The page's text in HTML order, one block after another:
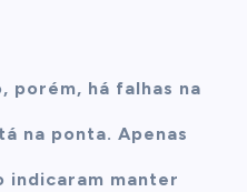
porém, há falhas na
na ponta. Apenas
indicaram manter